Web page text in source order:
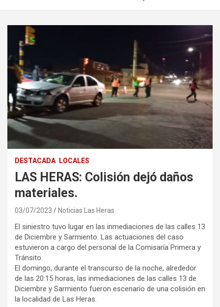
DESTACADA LOCALES
LAS HERAS: Colisión dejó daños
materiales.
03/07/2023 Noticias Las Heras
El siniestro tuvo lugar en las inmediaciones de las calles 13
de Diciembre y Sarmiento. Las actuaciones del caso
estuvieron a cargo del personal de la Comisaría Primera y
Tránsito.
El domingo, durante el transcurso de la noche, alrededor
de las 20:15 horas, las inmediaciones de las calles 13 de
Diciembre y Sarmiento fueron escenario de una colisión en
la localidad de Las Heras.